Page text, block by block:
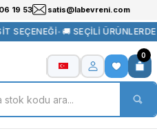
19 53 satis@labevreni.com
SEÇENEĞİ•🚚 SEÇİLİ
0